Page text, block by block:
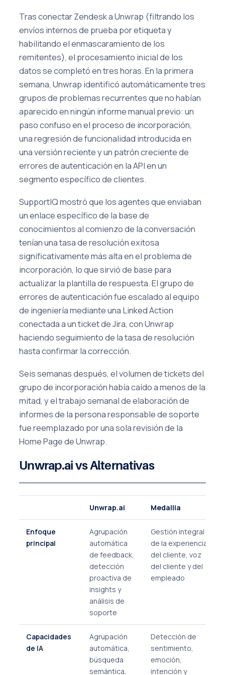
Tras conectar Zendesk a Unwrap (filtrando los
envíos internos de prueba por etiqueta y
habilitando el enmascaramiento de los
remitentes), el procesamiento inicial de los
datos se completó en tres horas. En la primera
semana, Unwrap identificó automáticamente tres
grupos de problemas recurrentes que no habían
aparecido en ningún informe manual previo: un
paso confuso en el proceso de incorporación,
una regresión de funcionalidad introducida en
una versión reciente y un patrón creciente de
errores de autenticación en la API en un
segmento específico de clientes.
SupportIQ mostró que los agentes que enviaban
un enlace específico de la base de
conocimientos al comienzo de la conversación
tenían una tasa de resolución exitosa
significativamente más alta en el problema de
incorporación, lo que sirvió de base para
actualizar la plantilla de respuesta. El grupo de
errores de autenticación fue escalado al equipo
de ingeniería mediante una Linked Action
conectada a un ticket de Jira, con Unwrap
haciendo seguimiento de la tasa de resolución
hasta confirmar la corrección.
Seis semanas después, el volumen de tickets del
grupo de incorporación había caído a menos de la
mitad, y el trabajo semanal de elaboración de
informes de la persona responsable de soporte
fue reemplazado por una sola revisión de la
Home Page de Unwrap.
Unwrap.ai vs Alternativas
Unwrap.ai Medallia
Enfoque
principal
Agrupación
automática
de feedback,
detección
proactiva de
insights y
análisis de
soporte
Gestión integral
de la experiencia
del cliente, voz
del cliente y del
empleado
Capacidades
de IA
Agrupación
automática,
búsqueda
semántica,
Detección de
sentimiento,
emoción,
intención y